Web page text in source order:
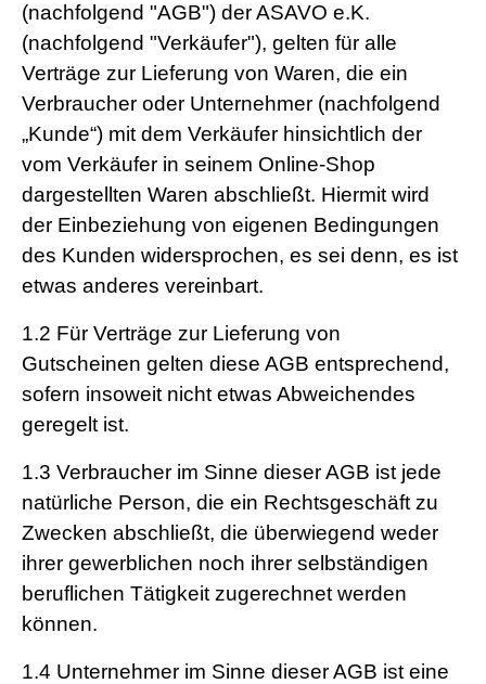
(nachfolgend "AGB") der ASAVO e.K.
(nachfolgend "Verkäufer"), gelten für alle
Verträge zur Lieferung von Waren, die ein
Verbraucher oder Unternehmer (nachfolgend
„Kunde“) mit dem Verkäufer hinsichtlich der
vom Verkäufer in seinem Online-Shop
dargestellten Waren abschließt. Hiermit wird
der Einbeziehung von eigenen Bedingungen
des Kunden widersprochen, es sei denn, es ist
etwas anderes vereinbart.
1.2 Für Verträge zur Lieferung von
Gutscheinen gelten diese AGB entsprechend,
sofern insoweit nicht etwas Abweichendes
geregelt ist.
1.3 Verbraucher im Sinne dieser AGB ist jede
natürliche Person, die ein Rechtsgeschäft zu
Zwecken abschließt, die überwiegend weder
ihrer gewerblichen noch ihrer selbständigen
beruflichen Tätigkeit zugerechnet werden
können.
1.4 Unternehmer im Sinne dieser AGB ist eine